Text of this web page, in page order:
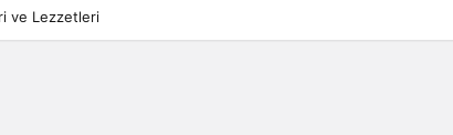
ve Lezzetleri